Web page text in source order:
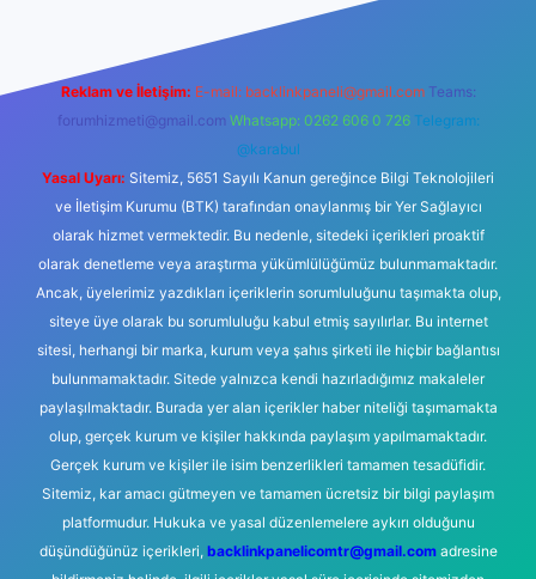
Reklam ve İletişim: E-mail: backlinkpaneli@gmail.com Teams:
forumhizmeti@gmail.com Whatsapp: 0262 606 0 726 Telegram:
@karabul
Yasal Uyarı: Sitemiz, 5651 Sayılı Kanun gereğince Bilgi Teknolojileri
ve İletişim Kurumu (BTK) tarafından onaylanmış bir Yer Sağlayıcı
olarak hizmet vermektedir. Bu nedenle, sitedeki içerikleri proaktif
olarak denetleme veya araştırma yükümlülüğümüz bulunmamaktadır.
Ancak, üyelerimiz yazdıkları içeriklerin sorumluluğunu taşımakta olup,
siteye üye olarak bu sorumluluğu kabul etmiş sayılırlar. Bu internet
sitesi, herhangi bir marka, kurum veya şahıs şirketi ile hiçbir bağlantısı
bulunmamaktadır. Sitede yalnızca kendi hazırladığımız makaleler
paylaşılmaktadır. Burada yer alan içerikler haber niteliği taşımamakta
olup, gerçek kurum ve kişiler hakkında paylaşım yapılmamaktadır.
Gerçek kurum ve kişiler ile isim benzerlikleri tamamen tesadüfidir.
Sitemiz, kar amacı gütmeyen ve tamamen ücretsiz bir bilgi paylaşım
platformudur. Hukuka ve yasal düzenlemelere aykırı olduğunu
düşündüğünüz içerikleri, backlinkpanelicomtr@gmail.comadresine